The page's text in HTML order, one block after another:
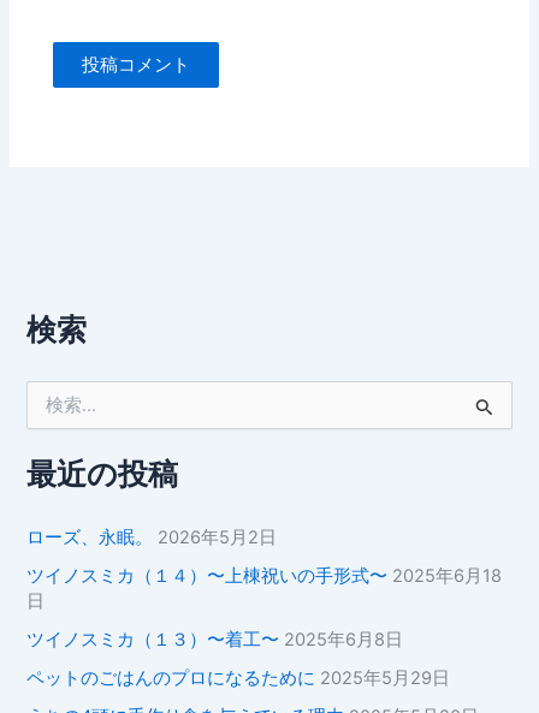
検索
象
:最近の投稿
ローズ、永眠。
2026年5月2日
ツイノスミカ（１４）〜上棟祝いの手形式〜 2025年6月18
日
ツイノスミカ（１３）〜着工〜 2025年6月8日
ペットのごはんのプロになるために 2025年5月29日